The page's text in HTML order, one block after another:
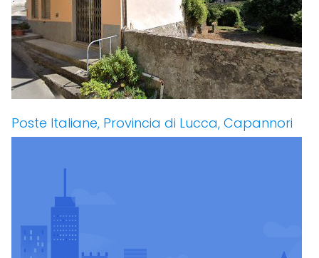
Poste Italiane, Provincia di Lucca, Capannori